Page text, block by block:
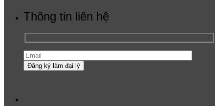
Thông tin liên hệ